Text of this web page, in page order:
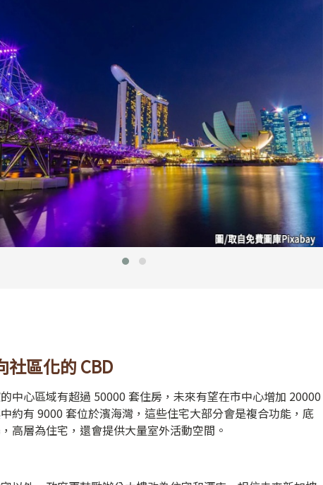
社區化的 CBD
中心區域有超過 50000 套住房，未來有望在市中心增加 20000
約有 9000 套位於濱海灣，這些住宅大部分會是複合功能，底
高層為住宅，還會提供大量室外活動空間。